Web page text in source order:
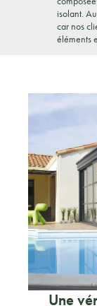
isolant.
car nos
éléments
Une